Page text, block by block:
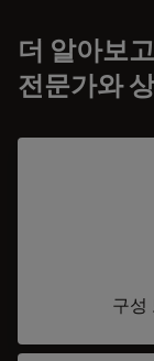
더 알아보
전문가와
구성